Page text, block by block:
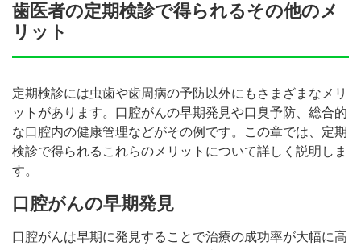
歯医者の定期検診で得られるその他のメ
リット
定期検診には虫歯や歯周病の予防以外にもさまざまなメリ
ットがあります。口腔がんの早期発見や口臭予防、総合的
な口腔内の健康管理などがその例です。この章では、定期
検診で得られるこれらのメリットについて詳しく説明しま
す。
口腔がんの早期発見
口腔がんは早期に発見することで治療の成功率が大幅に高